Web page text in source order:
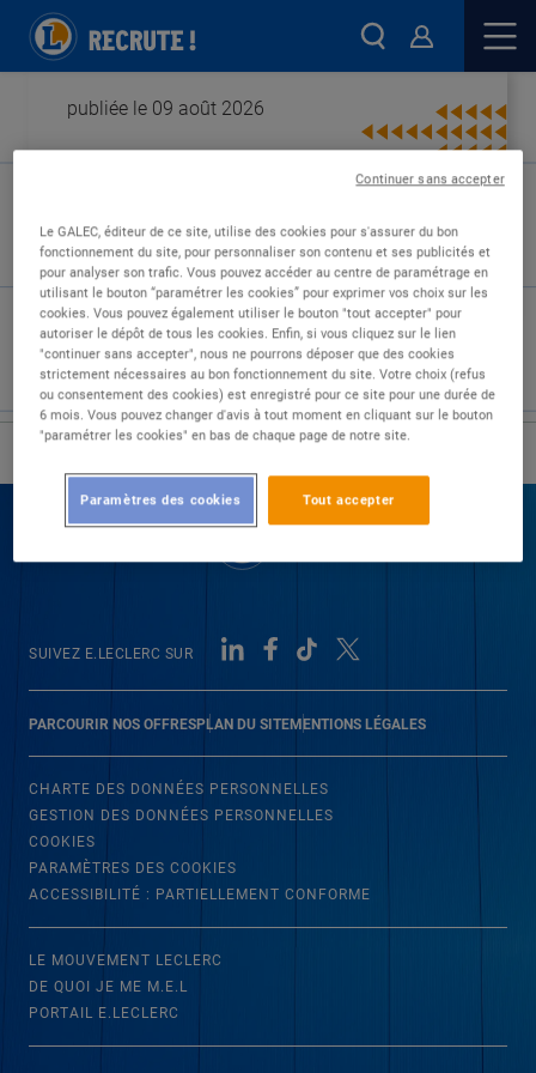
publiée le 09 août 2026
Type de contrat :
Expérience :
Études :
PARCOURIR NOS OFFRESPLAN DU SITEMENTIONS LÉGALES
SUIVEZ E.LECLERC SUR
CHARTE DES DONNÉES PERSONNELLES
GESTION DES DONNÉES PERSONNELLES
COOKIES
PARAMÈTRES DES COOKIES
ACCESSIBILITÉ : PARTIELLEMENT CONFORME
LE MOUVEMENT LECLERC
DE QUOI JE ME M.E.L
PORTAIL E.LECLERC
Le GALEC, éditeur de ce site, utilise des cookies pour s'assurer du bon
fonctionnement du site, pour personnaliser son contenu et ses publicités et
pour analyser son trafic. Vous pouvez accéder au centre de paramétrage en
utilisant le bouton “paramétrer les cookies” pour exprimer vos choix sur les
cookies. Vous pouvez également utiliser le bouton "tout accepter" pour
autoriser le dépôt de tous les cookies. Enfin, si vous cliquez sur le lien
"continuer sans accepter", nous ne pourrons déposer que des cookies
strictement nécessaires au bon fonctionnement du site. Votre choix (refus
ou consentement des cookies) est enregistré pour ce site pour une durée de
6 mois. Vous pouvez changer d'avis à tout moment en cliquant sur le bouton
"paramétrer les cookies" en bas de chaque page de notre site.
Tout accepter
Paramètres des cookies
Continuer sans accepter